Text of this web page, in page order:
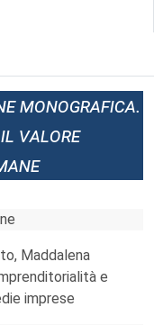
monografica.
il valore
Maddalena
e
imprese